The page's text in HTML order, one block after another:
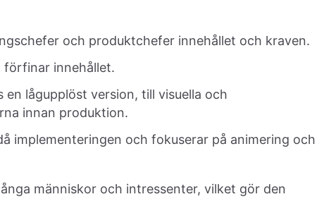
och produktchefer innehållet och kraven.
förfinar innehållet.
lågupplöst version, till visuella och
innan produktion.
implementeringen och fokuserar på animering och
människor och intressenter, vilket gör den